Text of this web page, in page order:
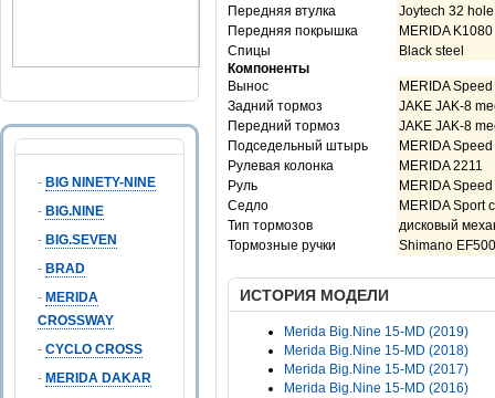
- BIG NINETY-NINE
- BIG.NINE
- BIG.SEVEN
- BRAD
- MERIDA
CROSSWAY
- CYCLO CROSS
- MERIDA DAKAR
Передняя втулка
Joytech 32
Передняя покрышка
MERIDA
Спицы
Black steel
Компоненты
Вынос
MERIDA
Задний тормоз
JAKE JAK-8
Передний тормоз
JAKE JAK-8
Подседельный штырь
MERIDA
Рулевая колонка
MERIDA 2211
Руль
MERIDA
Седло
MERIDA Sport
Тип тормозов
дисковый
Тормозные ручки
Shimano
ИСТОРИЯ МОДЕЛИ
Merida Big.Nine 15-MD (2019)
Merida Big.Nine 15-MD (2018)
Merida Big.Nine 15-MD (2017)
Merida Big.Nine 15-MD (2016)